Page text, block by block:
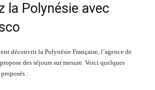
la Polynésie avec
découvrir la Polynésie Française, l’agence de
des séjours sur mesure. Voici quelques
: